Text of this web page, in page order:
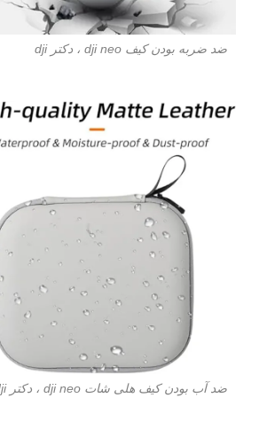
ضد ضربه بودن کیف dji neo ، دکتر dji
ضد آب بودن کیف هلی شات dji neo ، دکتر dji